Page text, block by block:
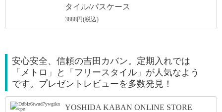
タイル/パスケース
3888円(税込)
安心安全、信頼の吉田カバン。定期入れでは
「メトロ」と「フリースタイル」が人気なよう
です。プレゼントレビューを多数発見！
YOSHIDA KABAN ONLINE STORE